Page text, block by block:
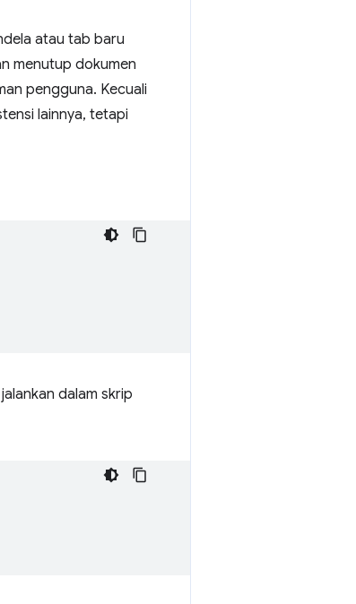
atau tab baru
menutup dokumen
pengguna. Kecuali
lainnya, tetapi
dalam skrip